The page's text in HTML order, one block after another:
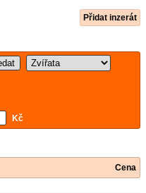
Přidat inzerát
Kč
Cena